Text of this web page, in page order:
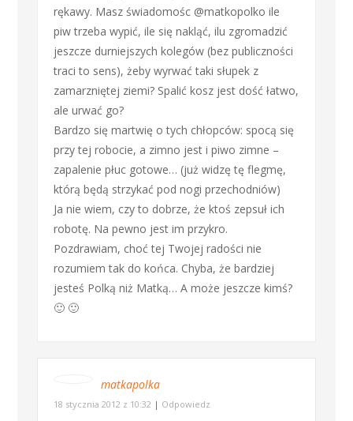
rękawy. Masz świadomośc @matkopolko ile
piw trzeba wypić, ile się nakląć, ilu zgromadzić
jeszcze durniejszych kolegów (bez publiczności
traci to sens), żeby wyrwać taki słupek z
zamarzniętej ziemi? Spalić kosz jest dość łatwo,
ale urwać go?
Bardzo się martwię o tych chłopców: spocą się
przy tej robocie, a zimno jest i piwo zimne –
zapalenie płuc gotowe… (już widzę tę flegmę,
którą będą strzykać pod nogi przechodniów)
Ja nie wiem, czy to dobrze, że ktoś zepsuł ich
robotę. Na pewno jest im przykro.
Pozdrawiam, choć tej Twojej radości nie
rozumiem tak do końca. Chyba, że bardziej
jesteś Polką niż Matką… A może jeszcze kimś?
🙂 🙂
matkapolka
18 stycznia 2012 z 10:32 | Odpowiedz